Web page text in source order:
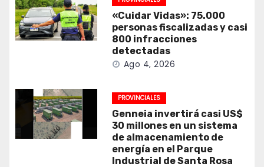
«Cuidar Vidas»: 75.000
personas fiscalizadas y casi
800 infracciones
detectadas
Ago 4, 2026
PROVINCIALES
Genneia invertirá casi US$
30 millones en un sistema
de almacenamiento de
energía en el Parque
Industrial de Santa Rosa